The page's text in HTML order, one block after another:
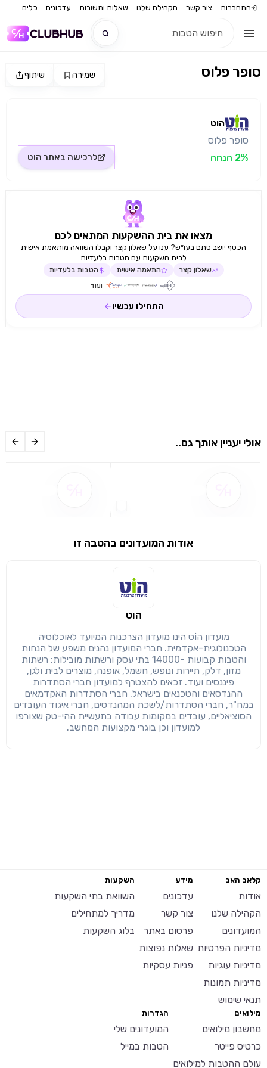
התחברות צור קשר הקהילה שלנו שאלות ותשובות עדכונים כלים
שיתוף
שימו לב!
מימוש הטבה זו ניתן רק לחברי
הבנתי, המשך לאתר
שיתוף שמירה סופר פלוס
הוט
סופר פלוס
2% הנחה
לרכישה באתר הוט
מצאו את בית ההשקעות המתאים לכם
הכסף יושב סתם בעו״ש? ענו על שאלון קצר וקבלו השוואה מותאמת אישית
לבית השקעות עם הטבות בלעדיות
שאלון קצר התאמה אישית הטבות בלעדיות
ועוד
התחילו עכשיו
אולי יעניין אותך גם..
אודות המועדונים בהטבה זו
הוט
מועדון הוֹט הינו מועדון הצרכנות המיועד לאוכלוסיה
הטכנולוגית-אקדמית. חברי המועדון נהנים משפע של הנחות
והטבות קבועות -14000 בתי עסק ורשתות מובילות: רשתות
מזון, דלק, תיירות ונופש, חשמל, אופנה, מוצרים לבית ולגן,
פיננסים ועוד. זכאים להצטרף למועדון חברי הסתדרות
ההנדסאים והטכנאים בישראל, חברי הסתדרות האקדמאים
במח"ר, חברי הסתדרות/לשכת המהנדסים, חברי איגוד העובדים
הסוציאליים, עובדים במקומות עבודה בתעשיית ההי-טק שצורפו
למועדון וכן בוגרי מקצועות המחשב.
קלאב האב
אודות
הקהילה שלנו
המועדונים
מדיניות הפרטיות
מדיניות עוגיות
מדיניות תמונות
תנאי שימוש
מידע
עדכונים
צור קשר
פרסום באתר
שאלות נפוצות
פניות עסקיות
השקעות
השוואת בתי השקעות
מדריך למתחילים
בלוג השקעות
מילואים
מחשבון מילואים
כרטיס פייטר
עולם ההטבות למילואים
הגדרות
המועדונים שלי
הטבות במייל